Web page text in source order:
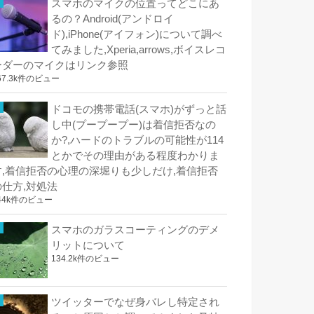
スマホのマイクの位置ってどこにあ
るの？Android(アンドロイ
ド),iPhone(アイフォン)について調べ
てみました,Xperia,arrows,ボイスレコ
ダーのマイクはリンク参照
件のビュー
ドコモの携帯電話(スマホ)がずっと話
し中(プープープー)は着信拒否なの
か?,ハードのトラブルの可能性が114
とかでその理由がある程度わかりま
,着信拒否の心理の深堀りも少しだけ,着信拒否
仕方,対処法
件のビュー
スマホのガラスコーティングのデメ
リットについて
134.2k件のビュー
ツイッターでなぜ身バレし特定され